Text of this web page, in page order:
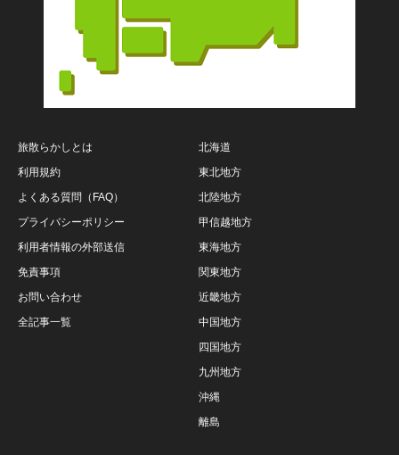
旅散らかしとは
利用規約
よくある質問（FAQ）
プライバシーポリシー
利用者情報の外部送信
免責事項
お問い合わせ
全記事一覧
北海道
東北地方
北陸地方
甲信越地方
東海地方
関東地方
近畿地方
中国地方
四国地方
九州地方
沖縄
離島